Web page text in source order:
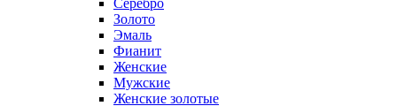
Серебро
Золото
Эмаль
Фианит
Женские
Мужские
Женские золотые